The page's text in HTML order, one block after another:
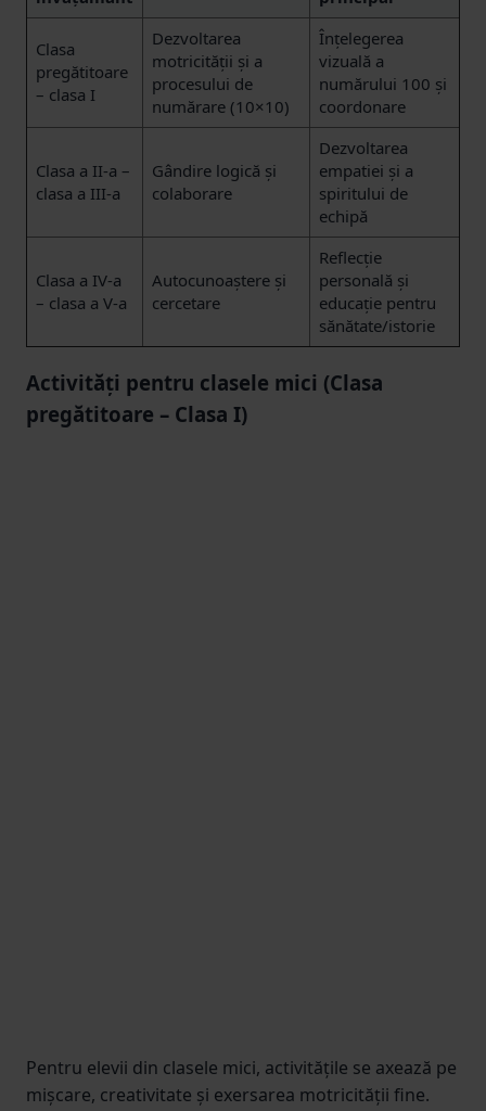
Clasa
pregătitoare
– clasa I
Dezvoltarea
motricității și a
procesului de
numărare (10×10)
Înțelegerea
vizuală a
numărului 100 și
coordonare
Clasa a II-a –
clasa a III-a
Gândire logică și
colaborare
Dezvoltarea
empatiei și a
spiritului de
echipă
Clasa a IV-a
– clasa a V-a
Autocunoaștere și
cercetare
Reflecție
personală și
educație pentru
sănătate/istorie
Activități pentru clasele mici (Clasa
pregătitoare – Clasa I)
Pentru elevii din clasele mici, activitățile se axează pe
mișcare, creativitate și exersarea motricității fine.